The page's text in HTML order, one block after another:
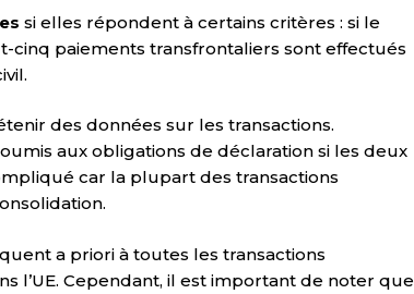
si elles répondent à certains critères : si le
cinq paiements transfrontaliers sont effectués
des données sur les transactions.
aux obligations de déclaration si les deux
car la plupart des transactions
a priori à toutes les transactions
l’UE. Cependant, il est important de noter que